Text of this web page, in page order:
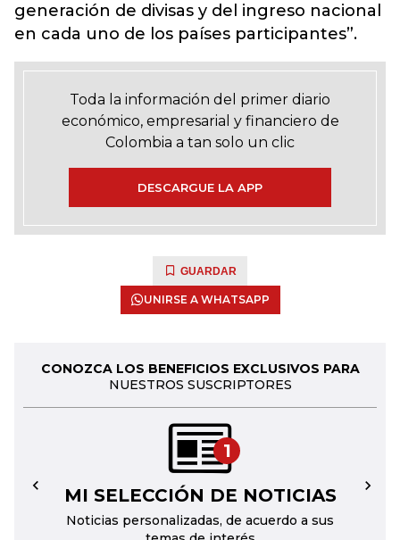
generación de divisas y del ingreso nacional
en cada uno de los países participantes”.
Toda la información del primer diario
económico, empresarial y financiero de
Colombia a tan solo un clic
DESCARGUE LA APP
GUARDAR
UNIRSE A WHATSAPP
CONOZCA LOS BENEFICIOS EXCLUSIVOS PARA
NUESTROS SUSCRIPTORES
1
MI SELECCIÓN DE NOTICIAS
Noticias personalizadas, de acuerdo a sus
← →